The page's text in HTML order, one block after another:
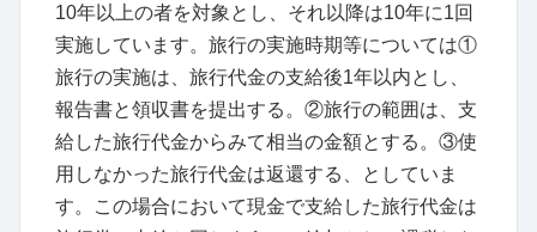
10年以上の者を対象とし、それ以降は10年に1回
実施しています。旅行の実施時期等については①
旅行の実施は、旅行代金の支給後1年以内とし、
報告書と領収書を提出する。②旅行の範囲は、支
給した旅行代金からみて相当の金額とする。③使
用しなかった旅行代金は返還する、としていま
す。この場合において現金で支給した旅行代金は